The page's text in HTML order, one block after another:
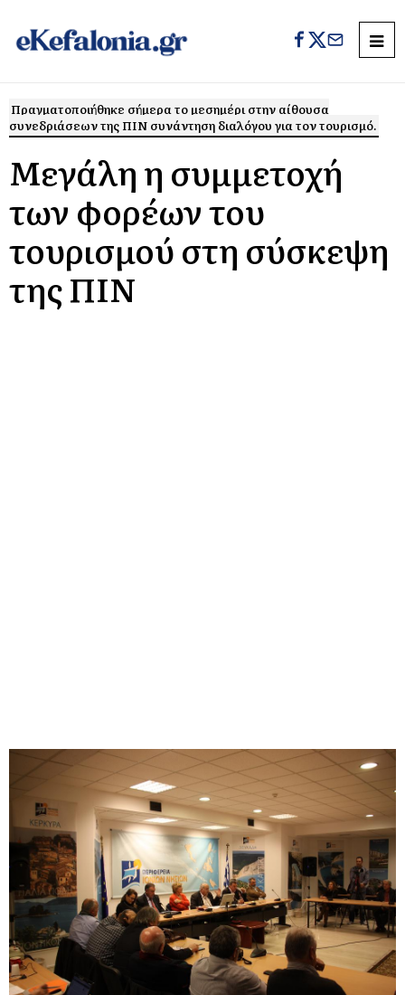
Πραγματοποιήθηκε σήμερα το μεσημέρι στην αίθουσα
συνεδριάσεων της ΠΙΝ συνάντηση διαλόγου για τον τουρισμό.
Μεγάλη η συμμετοχή
των φορέων του
τουρισμού στη σύσκεψη
της ΠΙΝ